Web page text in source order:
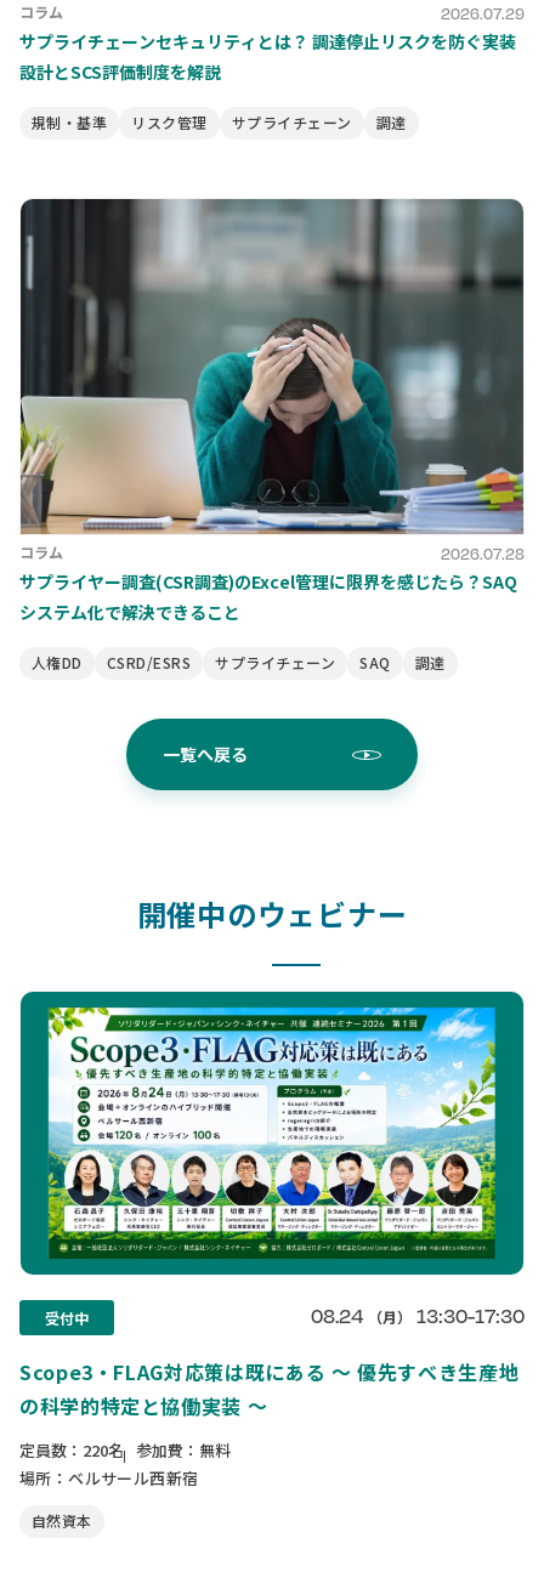
コラム 2026.07.29
サプライチェーンセキュリティとは？ 調達停止リスクを防ぐ実装
設計とSCS評価制度を解説
規制・基準 リスク管理 サプライチェーン 調達
コラム 2026.07.28
サプライヤー調査(CSR調査)のExcel管理に限界を感じたら？SAQ
システム化で解決できること
人権DD CSRD/ESRS サプライチェーン SAQ 調達
一覧へ戻る
開催中のウェビナー
受付中 08.24 （月） 13:30-17:30
Scope3・FLAG対応策は既にある ～ 優先すべき生産地
の科学的特定と協働実装 ～
定員数：220名 参加費：無料
場所：ベルサール西新宿
自然資本